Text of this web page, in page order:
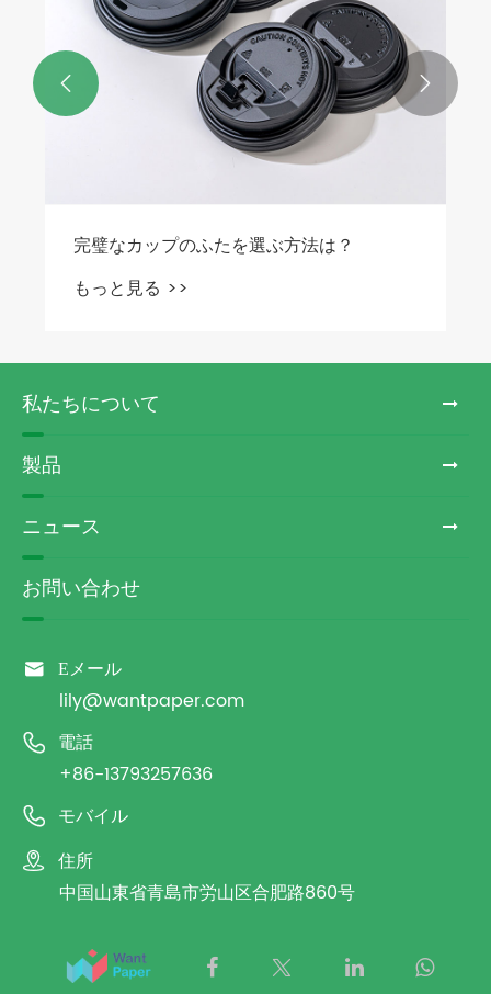
 
私たちについて
製品
ニュース
お問い合わせ
 Eメール
lily@wantpaper.com
 電話
+86-13793257636
 モバイル
 住所
中国山東省青島市労山区合肥路860号